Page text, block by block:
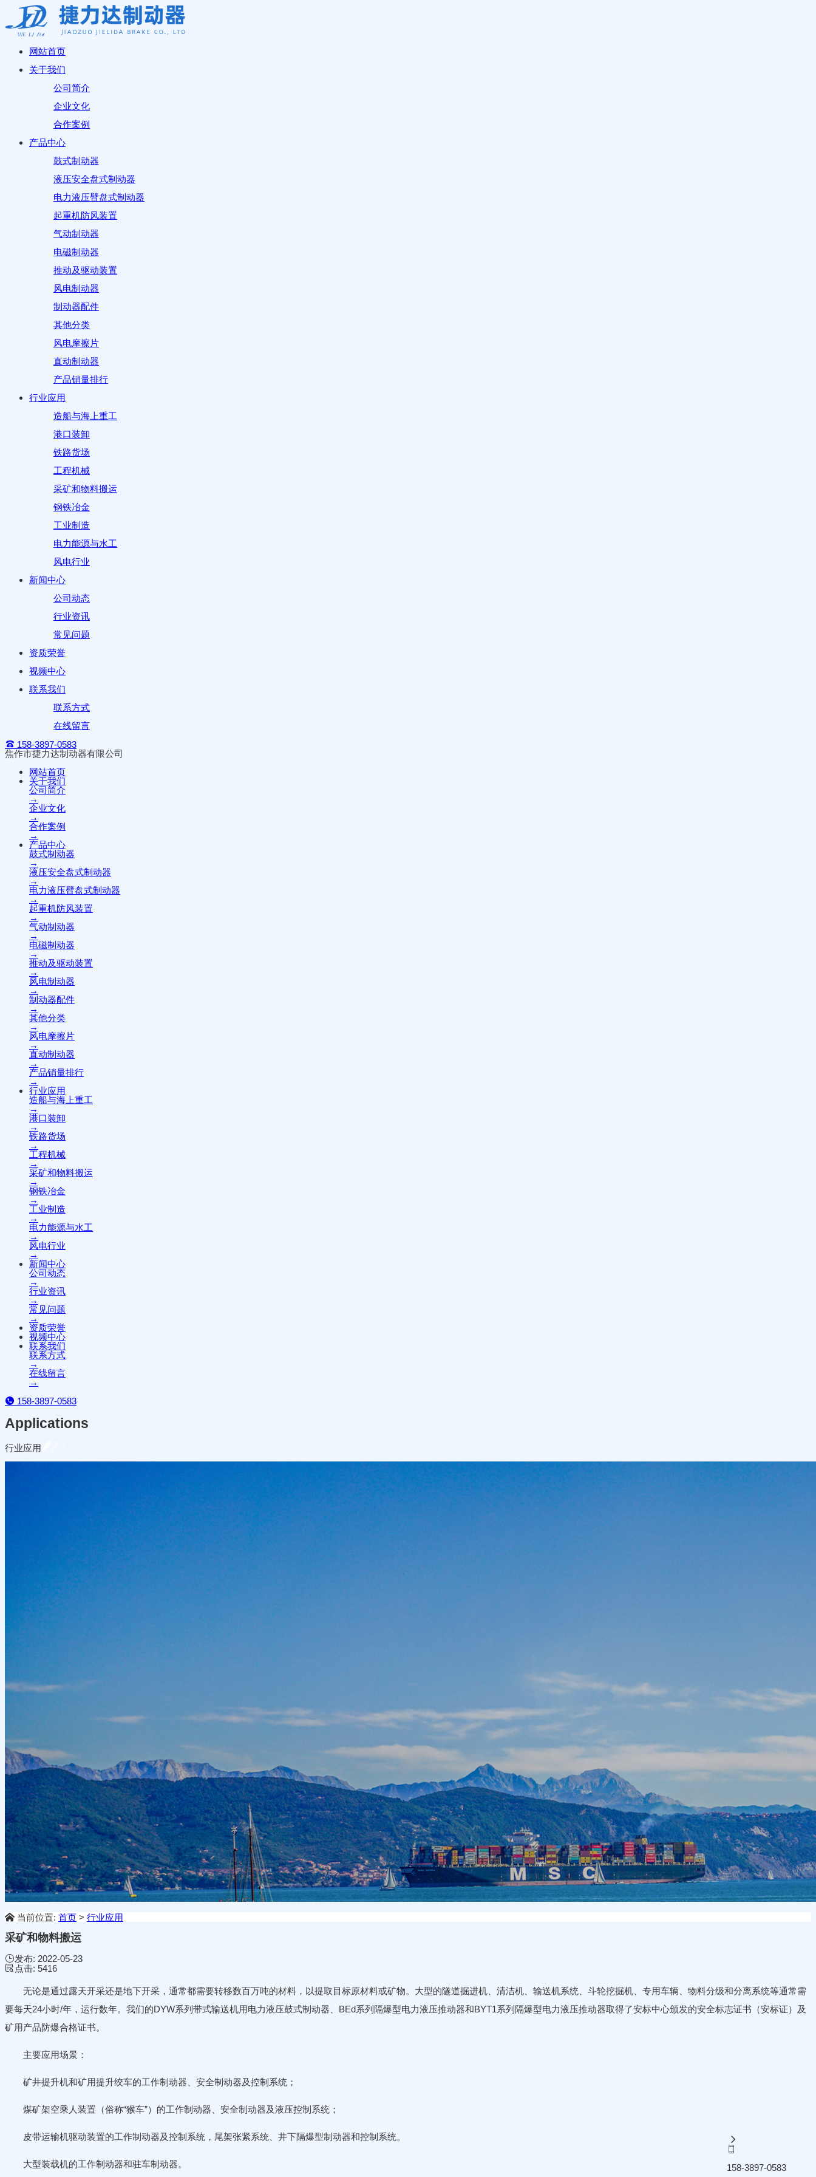
网站首页
关于我们
公司简介
企业文化
合作案例
产品中心
鼓式制动器
液压安全盘式制动器
电力液压臂盘式制动器
起重机防风装置
气动制动器
电磁制动器
推动及驱动装置
风电制动器
制动器配件
其他分类
风电摩擦片
直动制动器
产品销量排行
行业应用
造船与海上重工
港口装卸
铁路货场
工程机械
采矿和物料搬运
钢铁冶金
工业制造
电力能源与水工
风电行业
新闻中心
公司动态
行业资讯
常见问题
资质荣誉
视频中心
联系我们
联系方式
在线留言
158-3897-0583
焦作市捷力达制动器有限公司
网站首页
关于我们
公司简介
→
企业文化
→
合作案例
→
产品中心
鼓式制动器
→
液压安全盘式制动器
→
电力液压臂盘式制动器
→
起重机防风装置
→
气动制动器
→
电磁制动器
→
推动及驱动装置
→
风电制动器
→
制动器配件
→
其他分类
→
风电摩擦片
→
直动制动器
→
产品销量排行
→
行业应用
造船与海上重工
→
港口装卸
→
铁路货场
→
工程机械
→
采矿和物料搬运
→
钢铁冶金
→
工业制造
→
电力能源与水工
→
风电行业
→
新闻中心
公司动态
→
行业资讯
→
常见问题
→
资质荣誉
视频中心
联系我们
联系方式
→
在线留言
→
158-3897-0583
Applications
行业应用
当前位置: 首页 > 行业应用
采矿和物料搬运
发布: 2022-05-23
点击: 5416
无论是通过露天开采还是地下开采，通常都需要转移数百万吨的材料，以提取目标原材料或矿物。大型的隧道掘进机、清洁机、输送机系统、斗轮挖掘机、专用车辆、物料分级和分离系统等通常需
要每天24小时/年，运行数年。我们的DYW系列带式输送机用电力液压鼓式制动器、BEd系列隔爆型电力液压推动器和BYT1系列隔爆型电力液压推动器取得了安标中心颁发的安全标志证书（安标证）及
矿用产品防爆合格证书。
主要应用场景：
矿井提升机和矿用提升绞车的工作制动器、安全制动器及控制系统；
煤矿架空乘人装置（俗称“猴车”）的工作制动器、安全制动器及液压控制系统；
皮带运输机驱动装置的工作制动器及控制系统，尾架张紧系统、井下隔爆型制动器和控制系统。
大型装载机的工作制动器和驻车制动器。 158-3897-0583